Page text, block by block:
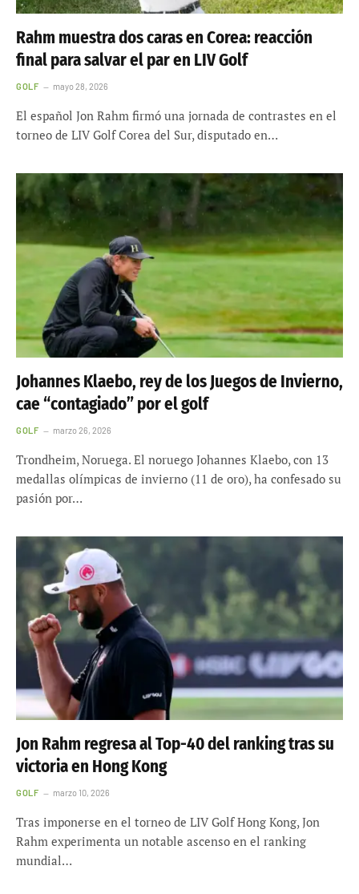
Rahm muestra dos caras en Corea: reacción
final para salvar el par en LIV Golf
GOLF mayo 28, 2026
El español Jon Rahm firmó una jornada de contrastes en el
torneo de LIV Golf Corea del Sur, disputado en…
Johannes Klaebo, rey de los Juegos de Invierno,
cae “contagiado” por el golf
GOLF marzo 26, 2026
Trondheim, Noruega. El noruego Johannes Klaebo, con 13
medallas olímpicas de invierno (11 de oro), ha confesado su
pasión por…
Jon Rahm regresa al Top-40 del ranking tras su
victoria en Hong Kong
GOLF marzo 10, 2026
Tras imponerse en el torneo de LIV Golf Hong Kong, Jon
Rahm experimenta un notable ascenso en el ranking
mundial…